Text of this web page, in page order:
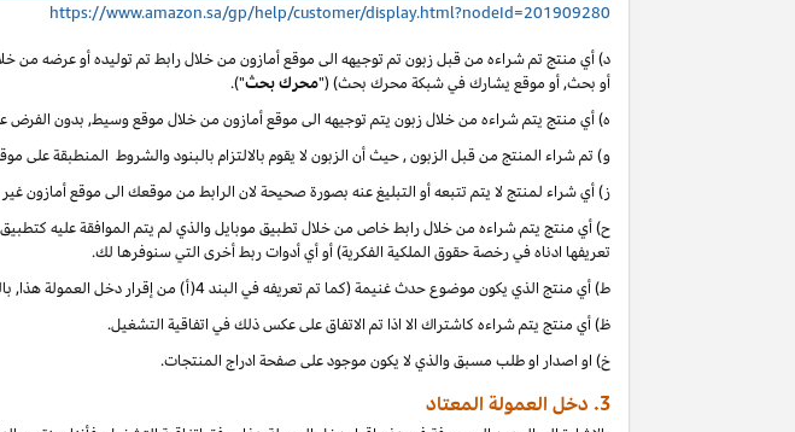
https://www.amazon.sa/gp/help/customer/display.html?nodeId=201909280
د) أي منتج تم شراءه من قبل زبون تم توجيهه الى موقع أمازون من خلال رابط تم توليده أو عرضه
أو بحث, أو موقع يشارك في شبكة محرك بحث) ("محرك بحث").
ه) أي منتج يتم شراءه من خلال زبون يتم توجيهه الى موقع أمازون من خلال موقع وسيط, بدون
و) تم شراء المنتج من قبل الزبون , حيث أن الزبون لا يقوم بالالتزام بالبنود والشروط المنطبقة على
ز) أي شراء لمنتج لا يتم تتبعه أو التبليغ عنه بصورة صحيحة لان الرابط من موقعك الى موقع أمازون
ح) أي منتج يتم شراءه من خلال رابط خاص من خلال تطبيق موبايل والذي لم يتم الموافقة عليه
تعريفها ادناه في رخصة حقوق الملكية الفكرية) أو أي أدوات ربط أخرى التي سنوفرها لك.
ط) أي منتج الذي يكون موضوع حدث غنيمة (كما تم تعريفه في البند 4(أ) من إقرار دخل العمولة هذا, بالتزامن مع دخل العمولة الخاص.
ظ) أي منتج يتم شراءه كاشتراك الا اذا تم الاتفاق على عكس ذلك في اتفاقية التشغيل.
خ) او اصدار او طلب مسبق والذي لا يكون موجود على صفحة ادراج المنتجات.
3. دخل العمولة المعتاد